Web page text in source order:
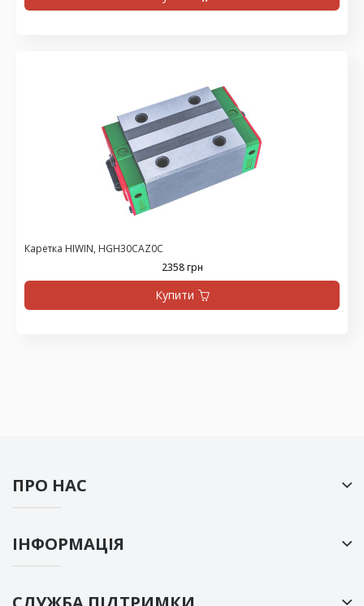
Каретка HIWIN, HGH30CAZ0C
2358 грн
Купити
ПРО НАС
ІНФОРМАЦІЯ